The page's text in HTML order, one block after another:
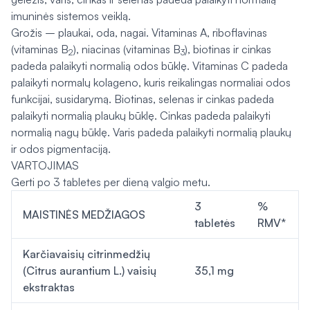
imuninės sistemos veiklą.
Grožis – plaukai, oda, nagai. Vitaminas A, riboflavinas
(vitaminas B2), niacinas (vitaminas B3), biotinas ir cinkas
padeda palaikyti normalią odos būklę. Vitaminas C padeda
palaikyti normalų kolageno, kuris reikalingas normaliai odos
funkcijai, susidarymą. Biotinas, selenas ir cinkas padeda
palaikyti normalią plaukų būklę. Cinkas padeda palaikyti
normalią nagų būklę. Varis padeda palaikyti normalią plaukų
ir odos pigmentaciją.
VARTOJIMAS
Gerti po 3 tabletes per dieną valgio metu.
MAISTINĖS MEDŽIAGOS
3
tabletės
%
RMV*
Karčiavaisių citrinmedžių
(Citrus aurantium L.) vaisių
ekstraktas
35,1 mg